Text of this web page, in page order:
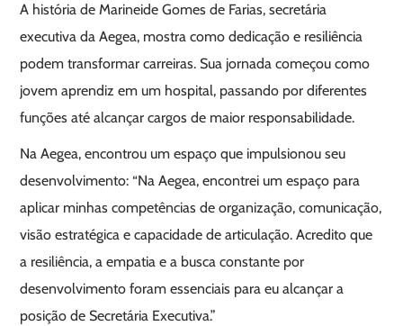
A história de Marineide Gomes de Farias, secretária
executiva da Aegea, mostra como dedicação e resiliência
podem transformar carreiras. Sua jornada começou como
jovem aprendiz em um hospital, passando por diferentes
funções até alcançar cargos de maior responsabilidade.
Na Aegea, encontrou um espaço que impulsionou seu
desenvolvimento: “Na Aegea, encontrei um espaço para
aplicar minhas competências de organização, comunicação,
visão estratégica e capacidade de articulação. Acredito que
a resiliência, a empatia e a busca constante por
desenvolvimento foram essenciais para eu alcançar a
posição de Secretária Executiva.”